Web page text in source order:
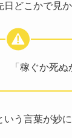
日どこかで見
「稼ぐか死ぬ
いう言葉が妙